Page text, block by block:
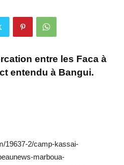
entre les Faca à
entendu à Bangui.
19637-2/camp-kassai-
marboua-